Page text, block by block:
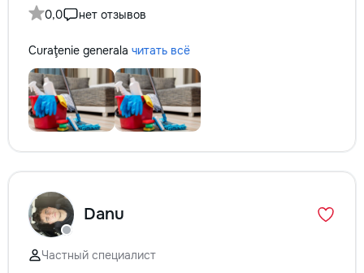
0,0
нет отзывов
Curaţenie generala читать всё
Danu
Частный специалист